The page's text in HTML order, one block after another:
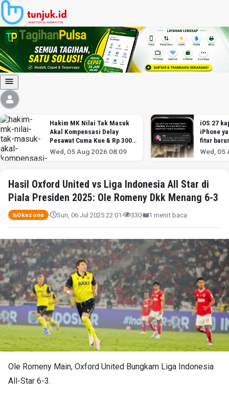
Hakim MK Nilai Tak Masuk
Akal Kompensasi Delay
Pesawat Cuma Kue & Rp 300
Ribu
Wed, 05 Aug 2026 08:09
iOS 27
iPhone
fitur
Wed, 05
Hasil Oxford United vs Liga Indonesia All Star di
Piala Presiden 2025: Ole Romeny Dkk Menang 6-3
Okezone Sun, 06 Jul 2025 22:01 330 1 menit baca
Ole Romeny Main, Oxford United Bungkam Liga Indonesia
All-Star 6-3.